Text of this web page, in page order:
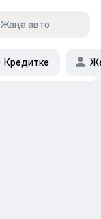
Жаңа авто
Кредитке